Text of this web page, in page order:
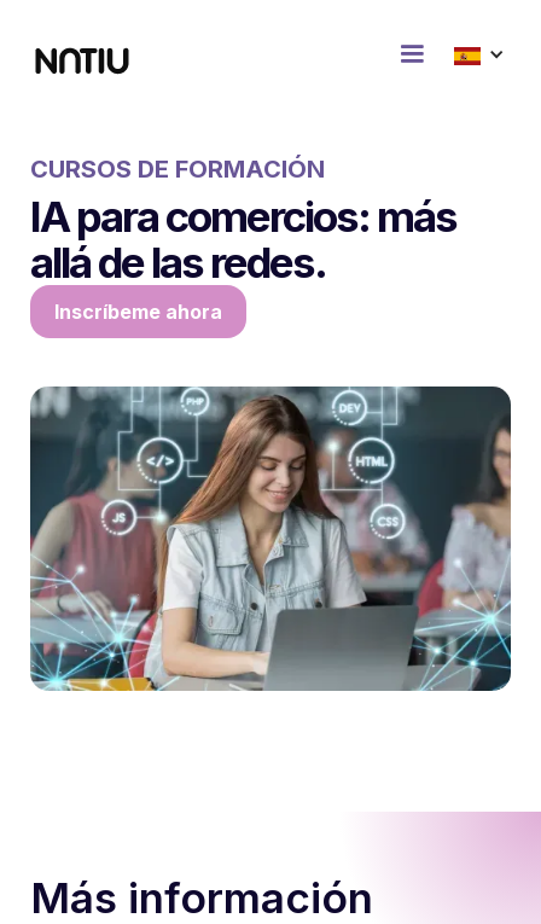
CURSOS DE FORMACIÓN
IA para comercios: más
allá de las redes.
Inscríbeme ahora
Más información